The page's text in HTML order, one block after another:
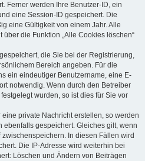
Ferner werden Ihre Benutzer-ID, ein
eine Session-ID gespeichert. Die
eine Gültigkeit von einem Jahr. Alle
die Funktion „Alle Cookies löschen“
die Sie bei der Registrierung,
Bereich angeben. Für die
ein eindeutiger Benutzername, eine E-
notwendig. Wenn durch den Betreiber
wurden, so ist dies für Sie vor
private Nachricht erstellen, so werden
ebenfalls gespeichert. Gleiches gilt, wenn
In diesen Fällen wird
Die IP-Adresse wird weiterhin bei
Löschen und Ändern von Beiträgen